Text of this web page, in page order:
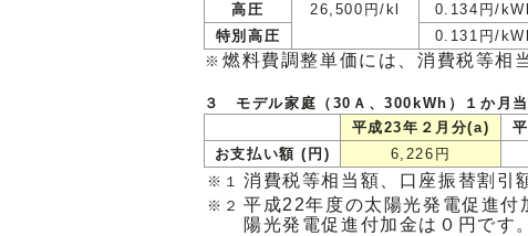
26,500円/kl
高圧
0.134円/
特別高圧
0.131円/
※ 燃料費調整単価には、消費税等相
３ モデル家庭（30Ａ、300kWh）１か月
平成23年２月分(a)
お支払い額 (円)
6,226円
※１ 消費税等相当額、口座振替割引
※２ 平成22年度の太陽光発電促進
陽光発電促進付加金は０円です。